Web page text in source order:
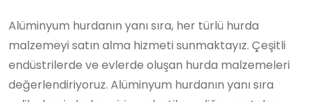
Alüminyum hurdanın yanı sıra, her türlü hurda
malzemeyi satın alma hizmeti sunmaktayız. Çeşitli
endüstrilerde ve evlerde oluşan hurda malzemeleri
değerlendiriyoruz. Alüminyum hurdanın yanı sıra